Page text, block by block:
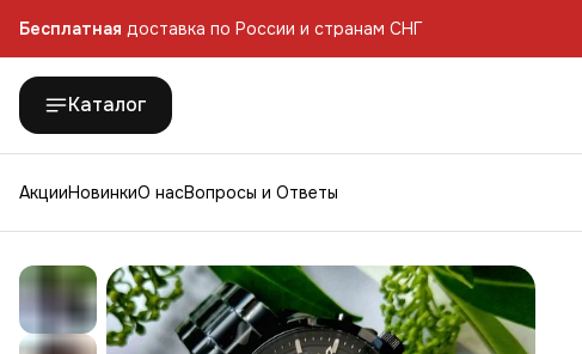
Бесплатная доставка по России и странам СНГ
Каталог
АкцииНовинкиО насВопросы и Ответы